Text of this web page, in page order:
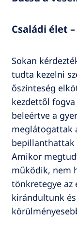
Családi élet
Sokan
tudta kezelni
őszinteség
kezdettől
beleértve a
meglátogattak
bepillanthattak
Amikor
működik, nem
tönkretegye az
kirándultunk